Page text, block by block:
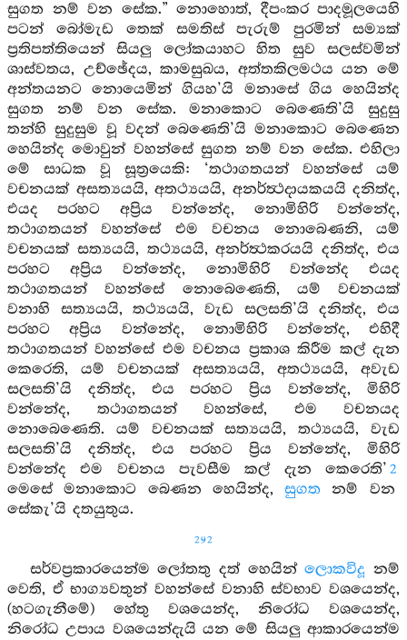
සුගත නම් වන සේක.” නොහොත්, දීපංකර පාදමූලයෙහි
පටන් බෝමැඩ තෙක් සමතිස් පැරුම් පුරමින් සම්‍යක්
ප්‍රතිපත්තියෙන් සියලු ලෝකයාහට හිත සුව සලස්වමින්
ශාස්වතය, උච්ඡේදය, කාමසුඛය, අත්තකිලමථය යන මේ
අන්තයනට නොයෙමින් ගියහ’යි මනාසේ ගිය හෙයින්ද
සුගත නම් වන සේක. මනාකොට බෙණෙති’යි සුදුසු
තන්හි සුදුසුම වූ වදන් බෙණෙති’යි මනාකොට බෙණෙන
හෙයින්ද මොවුන් වහන්සේ සුගත නම් වන සේක. එහිලා
මේ සාධක වූ සූත්‍රයෙකි: ‘තථාගතයන් වහන්සේ යම්
වචනයක් අසත්‍යයයි, අතථ්‍යයයි, අනර්ත්‍ථදායකයයි දනිත්ද,
එයද පරහට අප්‍රිය වන්නේද, නොමිහිරි වන්නේද,
තථාගතයන් වහන්සේ එම වචනය නොබෙණනි, යම්
වචනයක් සත්‍යයයි, තථ්‍යයයි, අනර්ත්‍ථකරයයි දනිත්ද, එය
පරහට අප්‍රිය වන්නේද, නොමිහිරි වන්නේද එයද
තථාගතයන් වහන්සේ නොබෙණෙති, යම් වචනයක්
වනාහි සත්‍යයයි, තථ්‍යයයි, වැඩ සලසති’යි දනිත්ද, එය
පරහට අප්‍රිය වන්නේද, නොමිහිරි වන්නේද, එහිදී
තථාගතයන් වහන්සේ එම වචනය ප්‍රකාශ කිරීම කල් දැන
කෙරෙති, යම් වචනයක් අසත්‍යයයි, අතථ්‍යයයි, අවැඩ
සලසති’යි දනිත්ද, එය පරහට ප්‍රිය වන්නේද, මිහිරි
වන්නේද, තථාගතයන් වහන්සේ, එම වචනයද
නොබෙණෙති. යම් වචනයක් සත්‍යයයි, තථ්‍යයයි, වැඩ
සලසති’යි දනිත්ද, එය පරහට ප්‍රිය වන්නේද, මිහිරි
වන්නේද එම වචනය පැවසීම කල් දැන කෙරෙති’ 2
මෙසේ මනාකොට බෙණන හෙයින්ද,සුගත නම් වන
සේකැ’යි දතයුතුය.
292
සර්වප්‍රකාරයෙන්ම ලෝතතු දත් හෙයින්ලොකවිදූ නම්
වෙති, ඒ භාග්‍යවතුන් වහන්සේ වනාහි ස්වභාව වශයෙන්ද,
(හටගැනීමේ) හේතු වශයෙන්ද, නිරෝධ වශයෙන්ද,
නිරෝධ උපාය වශයෙන්දැයි යන මේ සියලු ආකාරයෙන්ම